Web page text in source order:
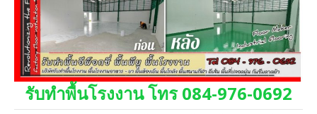
รับทำพื้นโรงงาน โทร 084-976-0692